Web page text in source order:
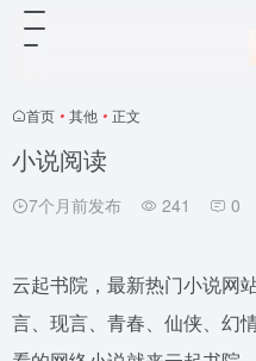
首页 • 其他 • 正文
小说阅读
7个月前发布 241 0
云起书院，最新热门小说网
言、现言、青春、仙侠、幻